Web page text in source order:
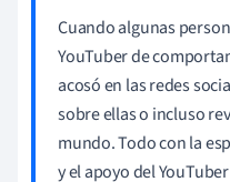
Cuando algunas
YouTuber de
acosó en las redes
sobre ellas o incluso
mundo. Todo con la
y el apoyo del